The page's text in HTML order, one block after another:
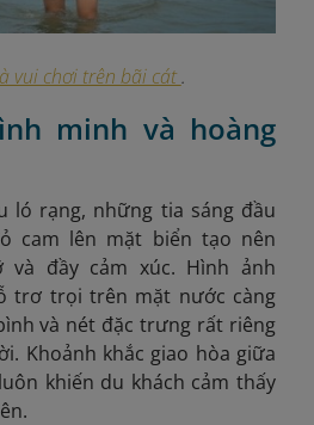
vui chơi trên bãi cát.
minh và hoàng
ló rạng, những tia sáng đầu
cam lên mặt biển tạo nên
và đầy cảm xúc. Hình ảnh
trơ trọi trên mặt nước càng
và nét đặc trưng rất riêng
Khoảnh khắc giao hòa giữa
khiến du khách cảm thấy